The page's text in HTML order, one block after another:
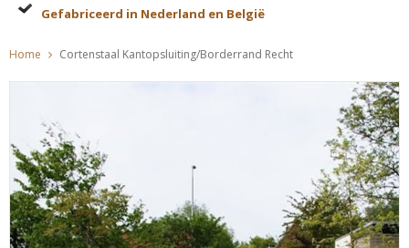
Gefabriceerd in Nederland en België
Home Cortenstaal Kantopsluiting/Borderrand Recht